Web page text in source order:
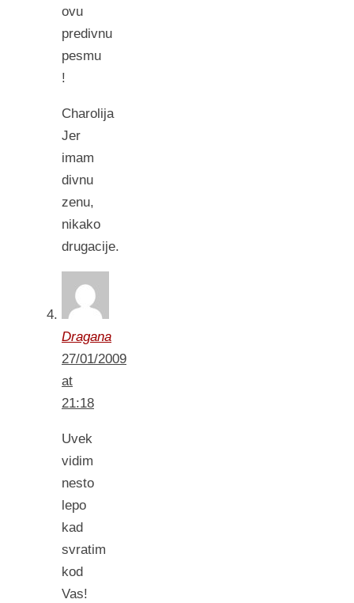
ovu
predivnu
pesmu
!
Charolija
Jer
imam
divnu
zenu,
nikako
drugacije.
Dragana
27/01/2009
at
21:18
Uvek
vidim
nesto
lepo
kad
svratim
kod
Vas!